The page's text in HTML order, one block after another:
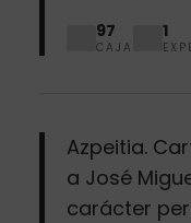
97
CAJA
1
Azpeitia.
a José
carácter